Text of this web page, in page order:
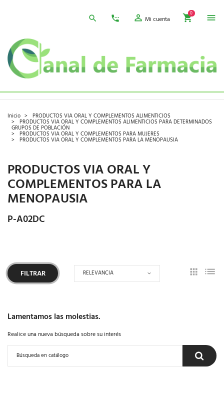
Mi cuenta
0
Inicio PRODUCTOS VIA ORAL Y COMPLEMENTOS ALIMENTICIOS
PRODUCTOS VIA ORAL Y COMPLEMENTOS ALIMENTICIOS PARA DETERMINADOS
GRUPOS DE POBLACIÓN
PRODUCTOS VIA ORAL Y COMPLEMENTOS PARA MUJERES
PRODUCTOS VIA ORAL Y COMPLEMENTOS PARA LA MENOPAUSIA
PRODUCTOS VIA ORAL Y
COMPLEMENTOS PARA LA
MENOPAUSIA
P-A02DC
FILTRAR RELEVANCIA
Lamentamos las molestias.
Realice una nueva búsqueda sobre su interés